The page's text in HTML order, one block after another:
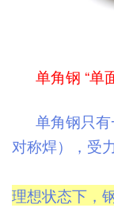
单角钢 “单
单角钢只
对称焊），受
理想状态下，